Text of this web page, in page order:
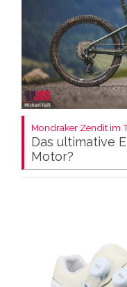
Mondraker Zendit im
Das ultimative
Motor?